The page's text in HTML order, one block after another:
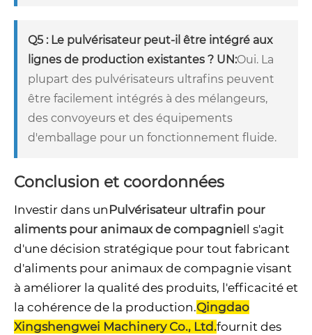
Q5 : Le pulvérisateur peut-il être intégré aux
lignes de production existantes ? UN:Oui. La
plupart des pulvérisateurs ultrafins peuvent
être facilement intégrés à des mélangeurs,
des convoyeurs et des équipements
d'emballage pour un fonctionnement fluide.
Conclusion et coordonnées
Investir dans un Pulvérisateur ultrafin pour
aliments pour animaux de compagnieIl s'agit
d'une décision stratégique pour tout fabricant
d'aliments pour animaux de compagnie visant
à améliorer la qualité des produits, l'efficacité et
la cohérence de la production.Qingdao
Xingshengwei Machinery Co., Ltd.fournit des